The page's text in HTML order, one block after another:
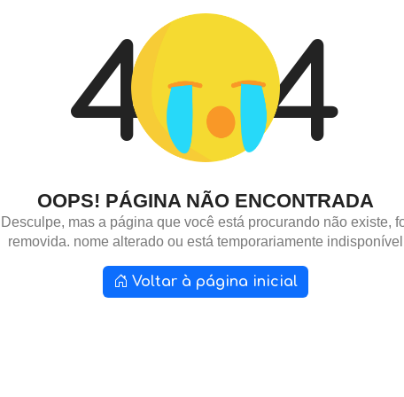
4 4
OOPS! PÁGINA NÃO ENCONTRADA
Desculpe, mas a página que você está procurando não existe,
removida. nome alterado ou está temporariamente indisponível
Voltar à página inicial